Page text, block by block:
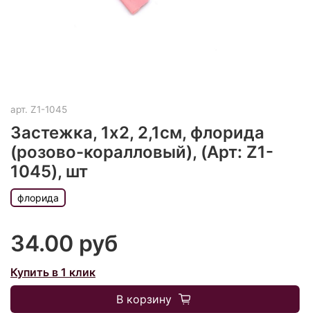
арт. Z1-1045
Застежка, 1х2, 2,1см, флорида
(розово-коралловый), (Арт: Z1-
1045), шт
флорида
34.00 руб
Купить в 1 клик
В корзину